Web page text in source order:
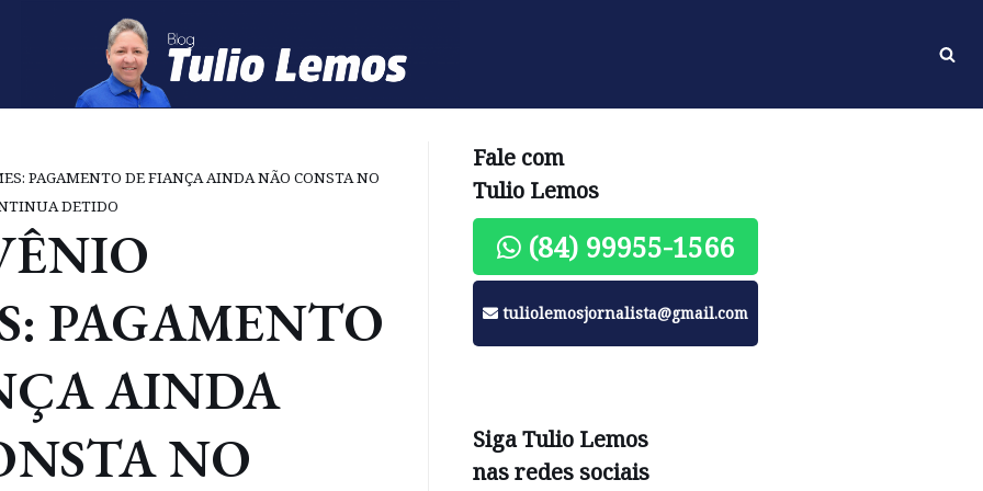
PAGAMENTO DE FIANÇA AINDA NÃO CONSTA NO
DETIDO
PAGAMENTO
AINDA
NO
Fale com
Tulio Lemos
(84) 99955-1566
tuliolemosjornalista@gmail.com
Siga Tulio Lemos
nas redes sociais